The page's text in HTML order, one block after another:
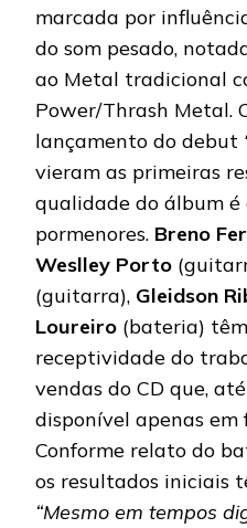
marcada por
do som pesado,
ao Metal tradicional
Power/Thrash Metal.
lançamento do debut
vieram as primeiras
qualidade do álbum é
pormenores. Breno
Weslley Porto
(guitarra), Gleidson
Loureiro (bateria)
receptividade do
vendas do CD que,
disponível apenas em
Conforme relato do
os resultados iniciais
“Mesmo em tempos